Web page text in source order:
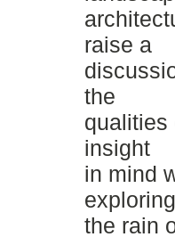
raise a
the
qualities
insight
in mind
exploring
the rain